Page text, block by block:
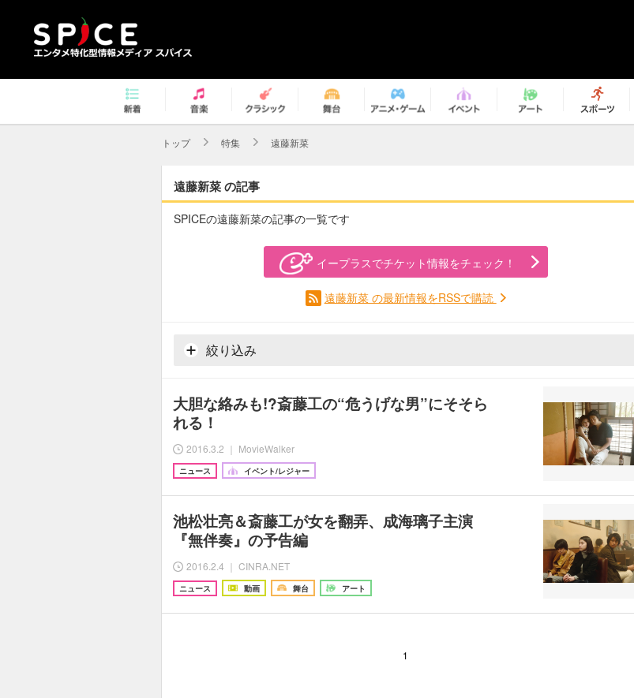
トップ 特集 遠藤新菜
遠藤新菜 の記事
SPICEの遠藤新菜の記事の一覧です
イープラスでチケット情報をチェック！
遠藤新菜 の最新情報をRSSで購読
絞り込み
大胆な絡みも!?斎藤工の“危うげな男”にそそら
れる！
2016.3.2 ｜ MovieWalker
ニュース イベント/レジャー
池松壮亮＆斎藤工が女を翻弄、成海璃子主演
『無伴奏』の予告編
2016.2.4 ｜ CINRA.NET
ニュース 動画 舞台 アート
1